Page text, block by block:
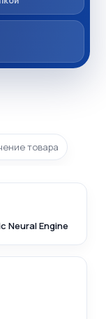
товара
Neural Engine